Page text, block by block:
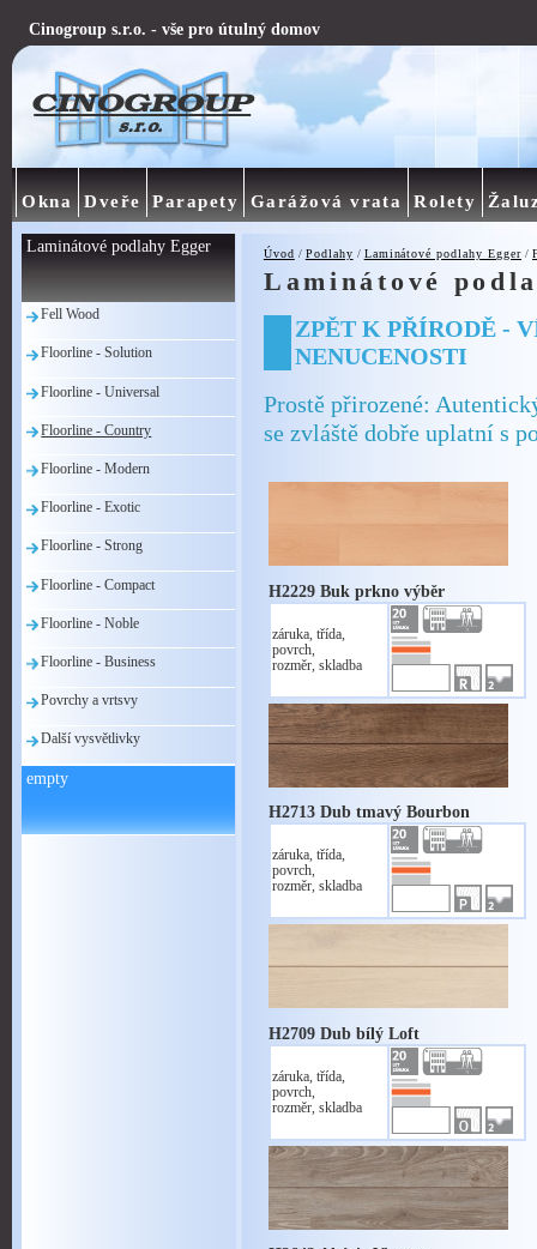
Úvod / Podlahy / Laminátové podlahy Egger /
Laminátové
ZPĚT K PŘÍRODĚ -
NENUCENOSTI
Prostě přirozené:
se zvláště dobře uplatní s
H2229 Buk prkno výběr
záruka, třída,
povrch,
rozměr, skladba
H2713 Dub tmavý Bourbon
záruka, třída,
povrch,
rozměr, skladba
H2709 Dub bílý Loft
záruka, třída,
povrch,
rozměr, skladba
Laminátové podlahy Egger
Fell Wood
Floorline - Solution
Floorline - Universal
Floorline - Country
Floorline - Modern
Floorline - Exotic
Floorline - Strong
Floorline - Compact
Floorline - Noble
Floorline - Business
Povrchy a vrtsvy
Další vysvětlivky
empty
Cinogroup s.r.o. - vše pro útulný domov
Okna Dveře Parapety Garážová vrata Rolety